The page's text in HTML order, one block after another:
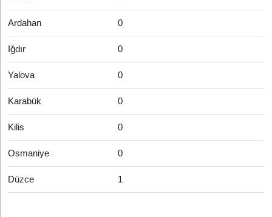
Ardahan 0
Iğdır 0
Yalova 0
Karabük 0
Kilis 0
Osmaniye 0
Düzce 1